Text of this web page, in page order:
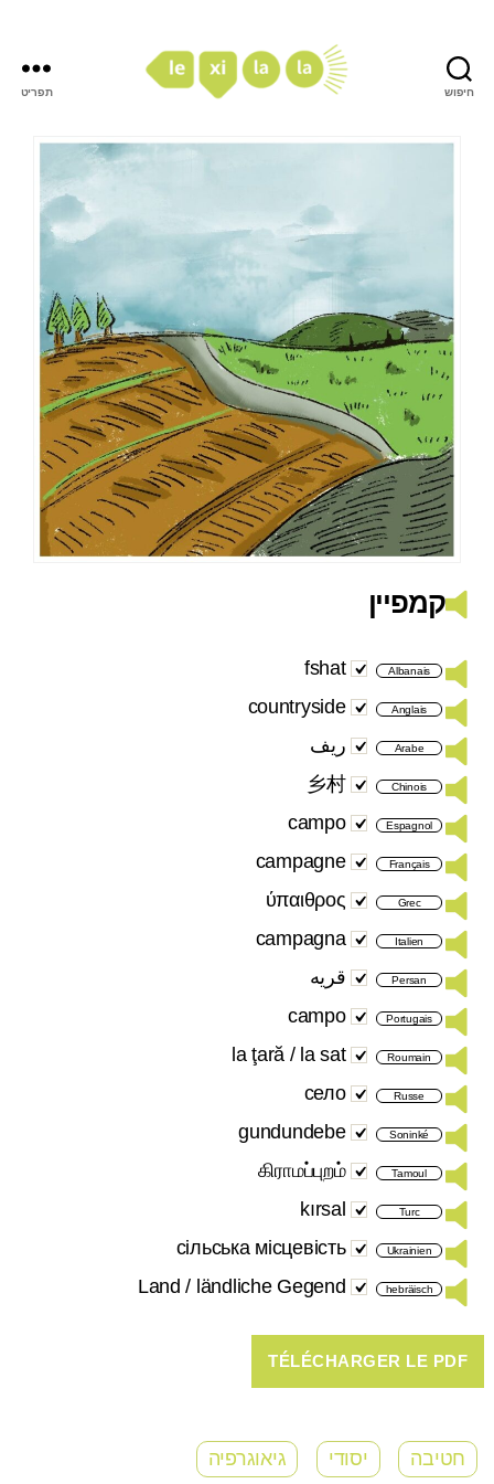
חיפוש תפריט
קמפיין
Albanais
fshat
Anglais
countryside
Arabe ريف
Chinois
乡村
Espagnol
campo
Français
campagne
Grec
ύπαιθρος
Italien
campagna
Persan قریه
Portugais
campo
Roumain
la ţară / la sat
Russe
село
Soninké
gundundebe
Tamoul
கிராமப்புறம்
Turc
kırsal
Ukrainien
сільська місцевість
hebräisch
Land / ländliche Gegend
חטיבה יסודי גיאוגרפיה